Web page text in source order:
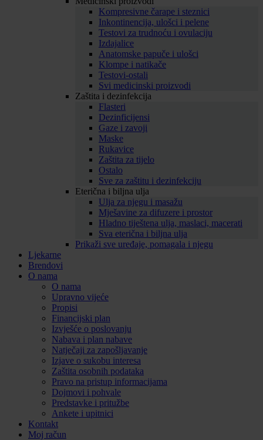
Kompresivne čarape i steznici
Inkontinencija, ulošci i pelene
Testovi za trudnoću i ovulaciju
Izdajalice
Anatomske papuče i ulošci
Klompe i natikače
Testovi-ostali
Svi medicinski proizvodi
Zaštita i dezinfekcija
Flasteri
Dezinficijensi
Gaze i zavoji
Maske
Rukavice
Zaštita za tijelo
Ostalo
Sve za zaštitu i dezinfekciju
Eterična i biljna ulja
Ulja za njegu i masažu
Mješavine za difuzere i prostor
Hladno tiještena ulja, maslaci, macerati
Sva eterična i biljna ulja
Prikaži sve uređaje, pomagala i njegu
Ljekarne
Brendovi
O nama
O nama
Upravno vijeće
Propisi
Financijski plan
Izvješće o poslovanju
Nabava i plan nabave
Natječaji za zapošljavanje
Izjave o sukobu interesa
Zaštita osobnih podataka
Pravo na pristup informacijama
Dojmovi i pohvale
Predstavke i pritužbe
Ankete i upitnici
Kontakt
Moj račun